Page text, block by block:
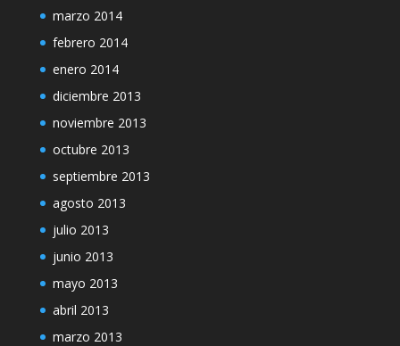
marzo 2014
febrero 2014
enero 2014
diciembre 2013
noviembre 2013
octubre 2013
septiembre 2013
agosto 2013
julio 2013
junio 2013
mayo 2013
abril 2013
marzo 2013